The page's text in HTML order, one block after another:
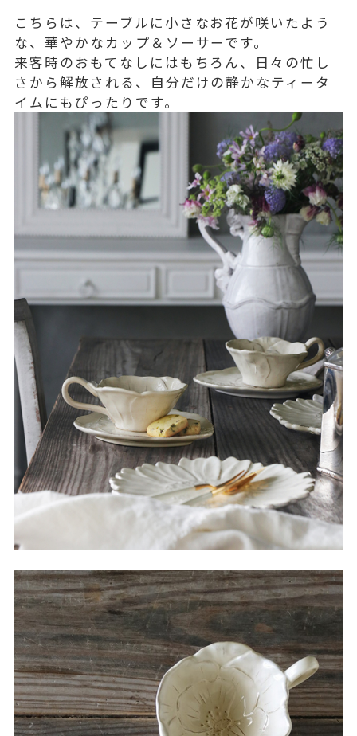
こちらは、テーブルに小さなお花が咲いたよう
な、華やかなカップ＆ソーサーです。
来客時のおもてなしにはもちろん、日々の忙し
さから解放される、自分だけの静かなティータ
イムにもぴったりです。